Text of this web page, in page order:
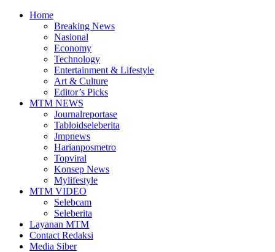
Home
Breaking News
Nasional
Economy
Technology
Entertainment & Lifestyle
Art & Culture
Editor’s Picks
MTM NEWS
Journalreportase
Tabloidseleberita
Jmpnews
Harianposmetro
Topviral
Konsep News
Mylifestyle
MTM VIDEO
Selebcam
Seleberita
Layanan MTM
Contact Redaksi
Media Siber